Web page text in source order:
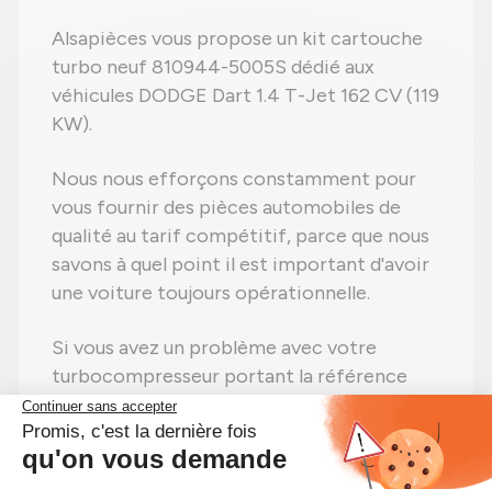
Alsapièces vous propose un kit cartouche
turbo neuf 810944-5005S dédié aux
véhicules DODGE Dart 1.4 T-Jet 162 CV (119
KW).
Nous nous efforçons constamment pour
vous fournir des pièces automobiles de
qualité au tarif compétitif, parce que nous
savons à quel point il est important d'avoir
une voiture toujours opérationnelle.
Si vous avez un problème avec votre
turbocompresseur portant la référence
810944-5005S, soyez certain que nous
disposons en stock le kit turbo pour
DODGE Dart 1.4 T-Jet 162 CV (119 KW)